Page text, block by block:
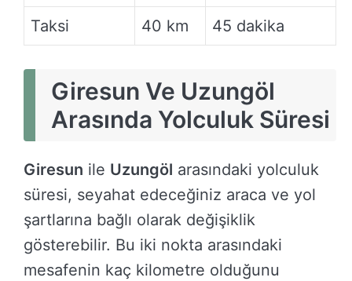
Taksi 40 km 45 dakika
Giresun Ve Uzungöl
Arasında Yolculuk Süresi
Giresun ile Uzungöl arasındaki yolculuk
süresi, seyahat edeceğiniz araca ve yol
şartlarına bağlı olarak değişiklik
gösterebilir. Bu iki nokta arasındaki
mesafenin kaç kilometre olduğunu